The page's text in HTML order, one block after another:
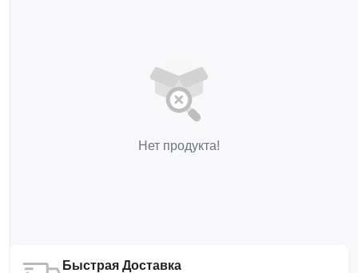
Нет продукта!
Быстрая Доставка